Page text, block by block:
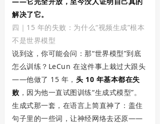
解决了它。
四｜15 年的失败：为什么“视频生成”根本
不是世界模型
说到这，你可能会问：那“世界模型”到底
怎么训练？LeCun 在这件事上栽过大跟头
——他做了 15 年， 头 10 年基本都在失
败 ，因为他一直试图训练“生成式模型”。
生成式那一套，在语言上简直神了：盖住
句子里的一些词，让神经网络去还原——